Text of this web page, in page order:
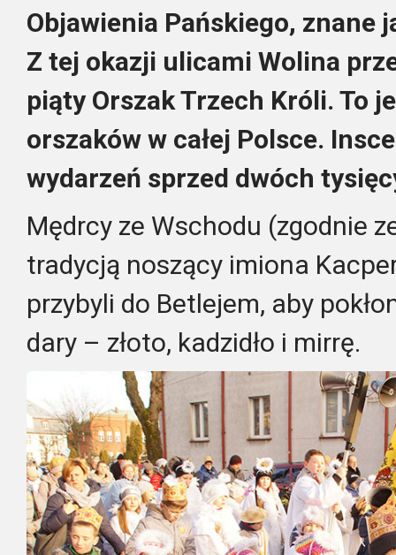
Objawienia Pańskiego, znane
Z tej okazji ulicami Wolina
piąty Orszak Trzech Króli. To
orszaków w całej Polsce.
wydarzeń sprzed dwóch
Mędrcy ze Wschodu (zgodnie
tradycją noszący imiona
przybyli do Betlejem, aby
dary – złoto, kadzidło i mirrę.